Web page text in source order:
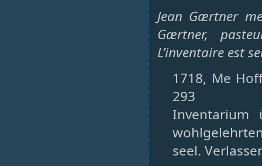
Jean Gærtner
Gærtner,
L’inventaire est
1718, Me
293
Inventarium
seel.